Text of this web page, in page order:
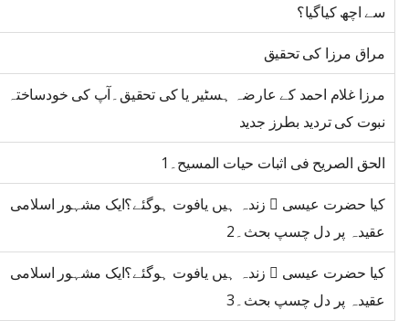
سے اچھ کیاگیا؟
مراق مرزا کی تحقیق
مرزا غلام احمد کے عارضہ ہسٹیر یا کی تحقیق۔آپ کی خودساختہ
نبوت کی تردید بطرز جدید
الحق الصریح فی اثبات حیات المسیح۔1
کیا حضرت عیسی ﷤ زندہ ہیں یافوت ہوگئے؟ایک مشہور اسلامی
عقیدہ پر دل چسپ بحث۔2
کیا حضرت عیسی ﷤ زندہ ہیں یافوت ہوگئے؟ایک مشہور اسلامی
عقیدہ پر دل چسپ بحث۔3